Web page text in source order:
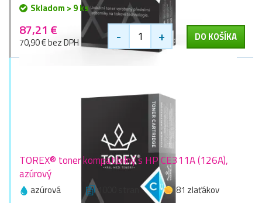
Skladom > 9 ks
87,21 €
70,90 € bez DPH - + DO KOŠÍKA
TOREX® toner kompatibilný s HP CE311A (126A),
azúrový
azúrová 1000 stran
81 zlaťákov